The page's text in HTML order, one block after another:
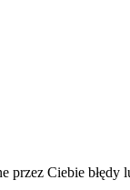
przez Ciebie